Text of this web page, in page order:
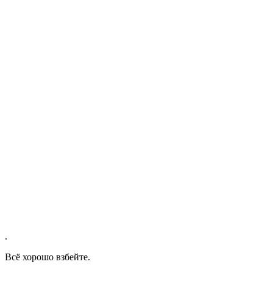
.
Всё хорошо взбейте.